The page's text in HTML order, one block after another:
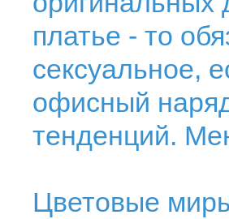
платье - то
сексуальное,
офисный
тенденций.
Цветовые